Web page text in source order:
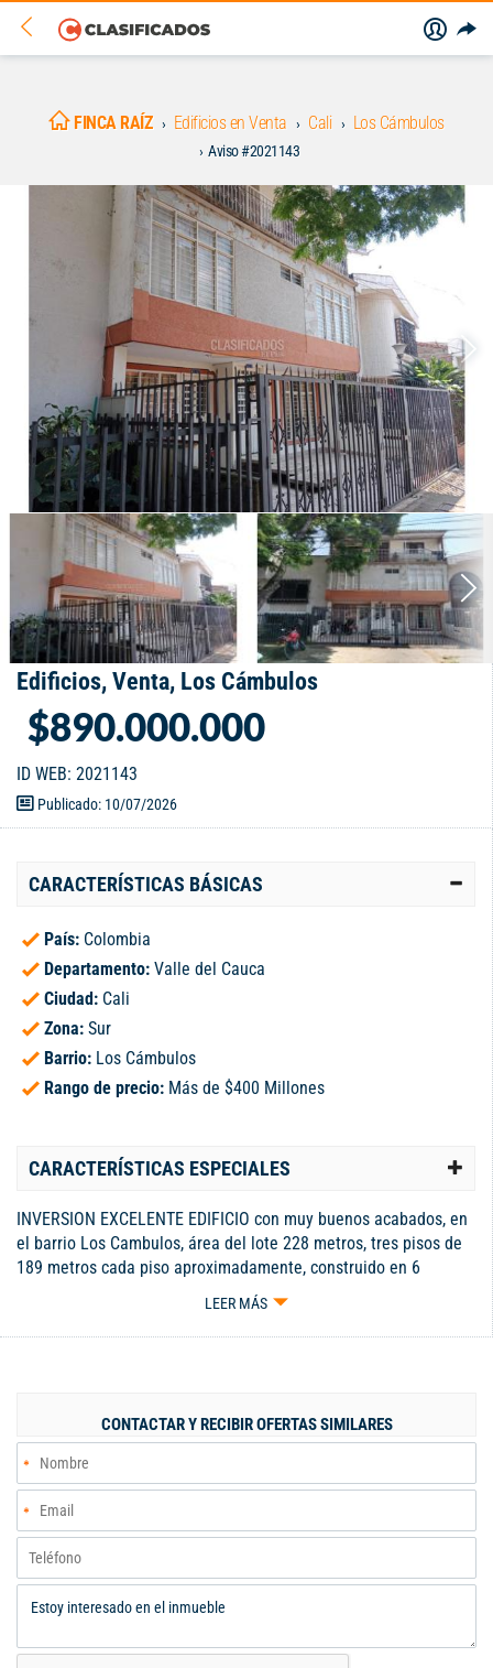
FINCA RAÍZ Edificios en Venta Cali Los Cámbulos
Aviso #2021143
Edificios, Venta, Los Cámbulos
$890.000.000
ID WEB: 2021143
Publicado: 10/07/2026
CARACTERÍSTICAS BÁSICAS
País: Colombia
Departamento: Valle del Cauca
Ciudad: Cali
Zona: Sur
Barrio: Los Cámbulos
Rango de precio: Más de $400 Millones
CARACTERÍSTICAS ESPECIALES
INVERSION EXCELENTE EDIFICIO con muy buenos acabados, en
el barrio Los Cambulos, área del lote 228 metros, tres pisos de
189 metros cada piso aproximadamente, construido en 6
apartamentos de 2 y 3 alcobas que se encuentran alquilados 5 y
apartamento renta aproximadamente 700.000.oo . Código
LEER MÁS
CONTACTAR Y RECIBIR OFERTAS SIMILARES